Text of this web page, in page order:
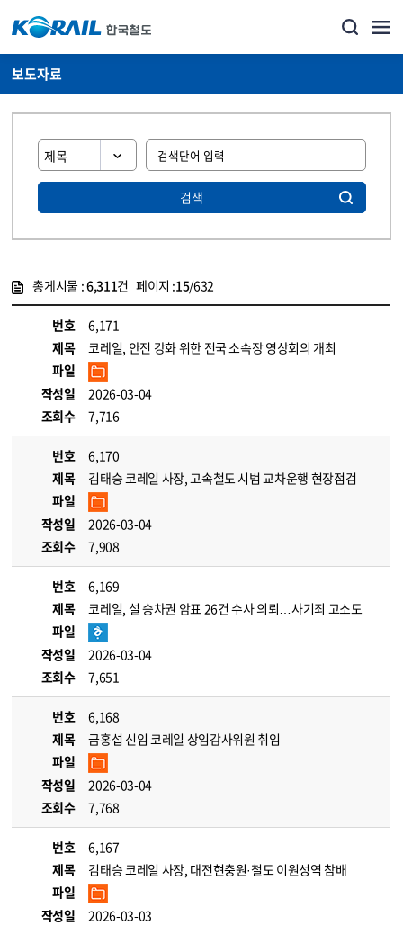
보도자료
검색
총게시물 :6,311건 페이지 :15/632
번호
6,171
제목
코레일, 안전 강화 위한 전국 소속장 영상회의 개최
파일
작성일
2026-03-04
조회수
7,716
번호
6,170
제목
김태승 코레일 사장, 고속철도 시범 교차운행 현장점검
파일
작성일
2026-03-04
조회수
7,908
번호
6,169
제목
코레일, 설 승차권 암표 26건 수사 의뢰…사기죄 고소도
파일
작성일
2026-03-04
조회수
7,651
번호
6,168
제목
금홍섭 신임 코레일 상임감사위원 취임
파일
작성일
2026-03-04
조회수
7,768
번호
6,167
제목
김태승 코레일 사장, 대전현충원·철도 이원성역 참배
파일
작성일
2026-03-03